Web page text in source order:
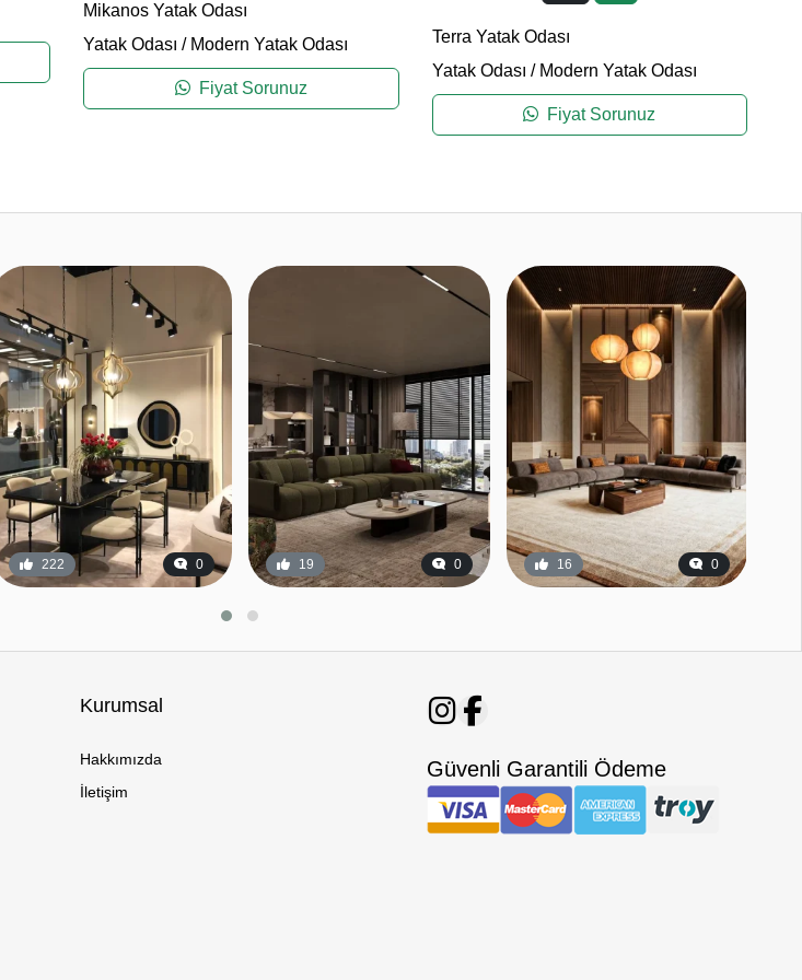
Mikanos Yatak Odası
Yatak Odası / Modern Yatak Odası
Fiyat Sorunuz
Terra Yatak Odası
Yatak Odası / Modern Yatak Odası
Fiyat Sorunuz
222 0 19 0 16 0
Kurumsal
Hakkımızda
İletişim
Güvenli Garantili Ödeme